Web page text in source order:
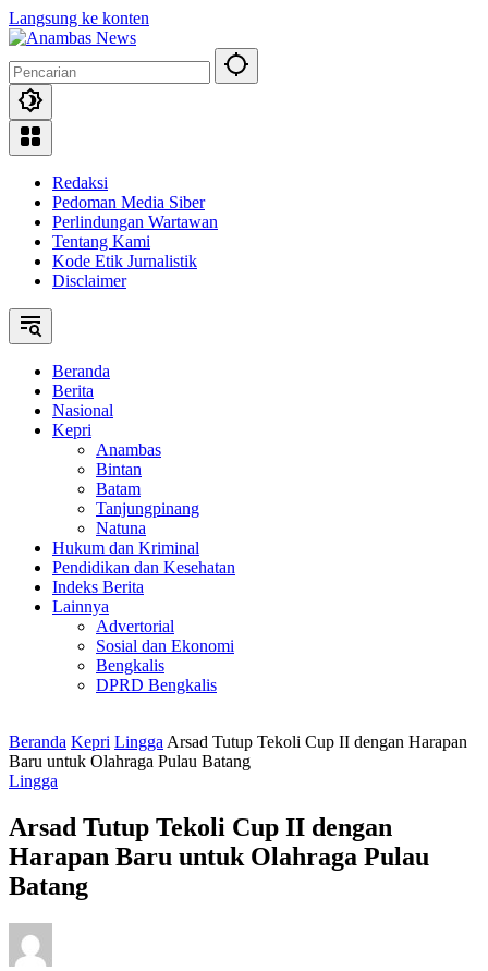
Langsung ke konten
Redaksi
Pedoman Media Siber
Perlindungan Wartawan
Tentang Kami
Kode Etik Jurnalistik
Disclaimer
Beranda
Berita
Nasional
Kepri
Anambas
Bintan
Batam
Tanjungpinang
Natuna
Hukum dan Kriminal
Pendidikan dan Kesehatan
Indeks Berita
Lainnya
Advertorial
Sosial dan Ekonomi
Bengkalis
DPRD Bengkalis
Beranda Kepri Lingga Arsad Tutup Tekoli Cup II dengan Harapan
Baru untuk Olahraga Pulau Batang
Lingga
Arsad Tutup Tekoli Cup II dengan
Harapan Baru untuk Olahraga Pulau
Batang